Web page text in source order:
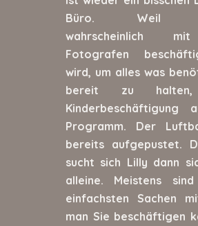
Büro. Weil
wahrscheinlich
Fotografen
wird, um alles was
bereit zu
Kinderbeschäftigung
Programm. Der
bereits aufgepustet.
sucht sich Lilly dann
alleine. Meistens
einfachsten Sachen
man Sie beschäftigen